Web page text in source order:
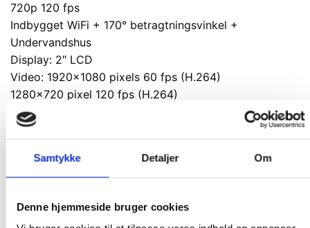
Samtykke Detaljer Om
Denne hjemmeside bruger cookies
720p 120 fps
Indbygget WiFi + 170° betragtningsvinkel +
Undervandshus
Display: 2″ LCD
Video: 1920×1080 pixels 60 fps (H.264)
1280×720 pixel 120 fps (H.264)
Super vidvinkel linse: 170 grader
Vandtæt ned til 30 m (IP68-certificeret)
Batteri: 1050mAh
Batterilevetid: 1,5 timer
Arbejdstemperatur: -5°C – +70°C